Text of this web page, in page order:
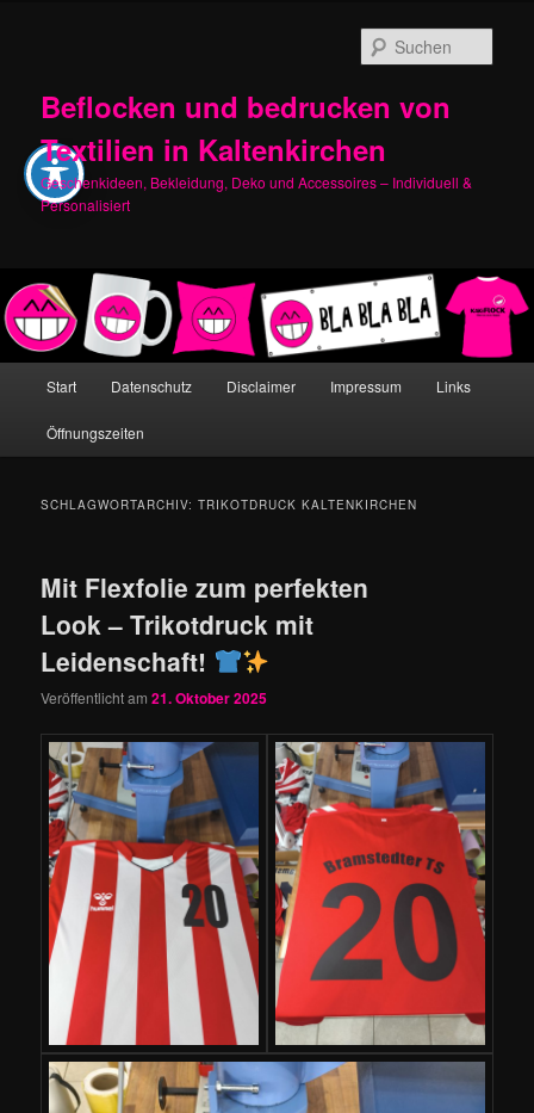
Beflocken und bedrucken von
Textilien in Kaltenkirchen
Geschenkideen, Bekleidung, Deko und Accessoires – Individuell &
Personalisiert
Start Datenschutz Disclaimer Impressum Links
Öffnungszeiten
SCHLAGWORTARCHIV:TRIKOTDRUCK KALTENKIRCHEN
Mit Flexfolie zum perfekten
Look – Trikotdruck mit
Leidenschaft!
Veröffentlicht am21. Oktober 2025